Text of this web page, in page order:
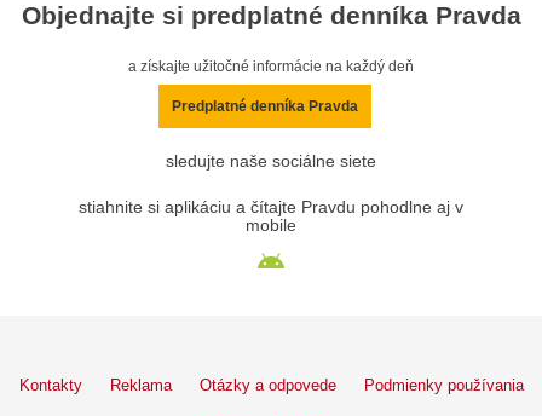
Objednajte si predplatné denníka Pravda
a získajte užitočné informácie na každý deň
Predplatné denníka Pravda
sledujte naše sociálne siete
stiahnite si aplikáciu a čítajte Pravdu pohodlne aj v
mobile
Kontakty Reklama Otázky a odpovede Podmienky používania